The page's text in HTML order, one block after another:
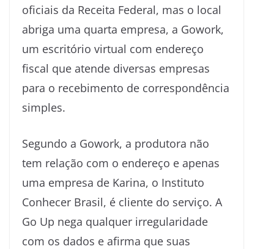
oficiais da Receita Federal, mas o local
abriga uma quarta empresa, a Gowork,
um escritório virtual com endereço
fiscal que atende diversas empresas
para o recebimento de correspondência
simples.
Segundo a Gowork, a produtora não
tem relação com o endereço e apenas
uma empresa de Karina, o Instituto
Conhecer Brasil, é cliente do serviço. A
Go Up nega qualquer irregularidade
com os dados e afirma que suas